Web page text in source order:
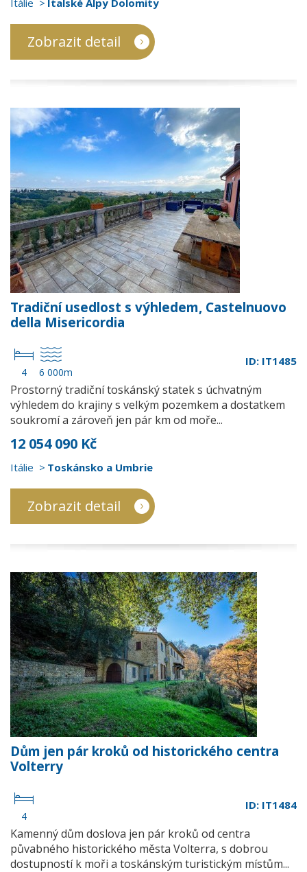
Itálie Italské Alpy Dolomity
Zobrazit detail
Tradiční usedlost s výhledem, Castelnuovo
della Misericordia
4 6 000m
ID: IT1485
Prostorný tradiční toskánský statek s úchvatným
výhledem do krajiny s velkým pozemkem a dostatkem
soukromí a zároveň jen pár km od moře...
12 054 090 Kč
Itálie Toskánsko a Umbrie
Zobrazit detail
Dům jen pár kroků od historického centra
Volterry
4
ID: IT1484
Kamenný dům doslova jen pár kroků od centra
půvabného historického města Volterra, s dobrou
dostupností k moři a toskánským turistickým místům...